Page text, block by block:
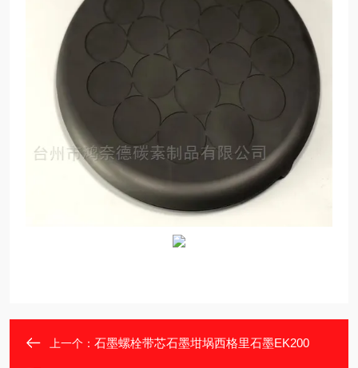
上一个： 石墨螺栓带芯石墨坩埚西格里石墨EK200